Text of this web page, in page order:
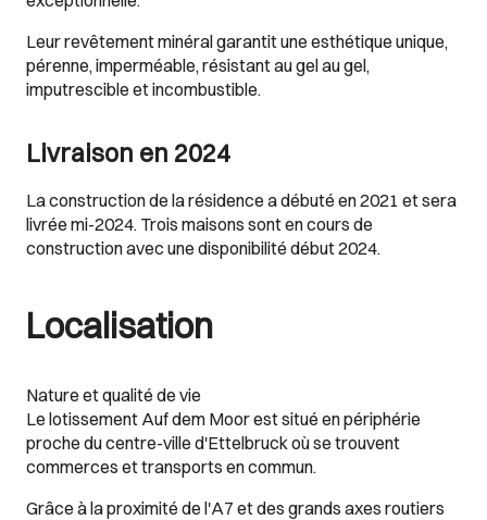
Leur revêtement minéral garantit une esthétique unique,
pérenne, imperméable, résistant au gel au gel,
imputrescible et incombustible.
Livraison en 2024
La construction de la résidence a débuté en 2021 et sera
livrée mi-2024. Trois maisons sont en cours de
construction avec une disponibilité début 2024.
Localisation
Nature et qualité de vie
Le lotissement Auf dem Moor est situé en périphérie
proche du centre-ville d'Ettelbruck où se trouvent
commerces et transports en commun.
Grâce à la proximité de l'A7 et des grands axes routiers